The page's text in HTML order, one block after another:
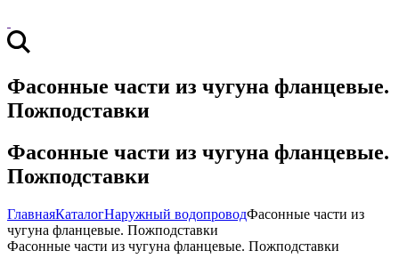
Фасонные части из чугуна фланцевые.
Пожподставки
Фасонные части из чугуна фланцевые.
Пожподставки
ГлавнаяКаталогНаружный водопроводФасонные части из
чугуна фланцевые. Пожподставки
Фасонные части из чугуна фланцевые. Пожподставки